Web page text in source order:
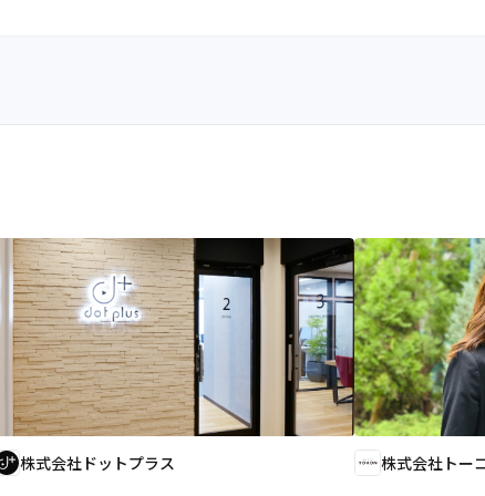
株式会社ドットプラス
株式会社トー